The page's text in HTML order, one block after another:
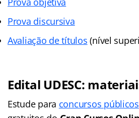
Prova discursiva
Avaliação de títulos (nível
Edital UDESC:
Estude para concursos públicos